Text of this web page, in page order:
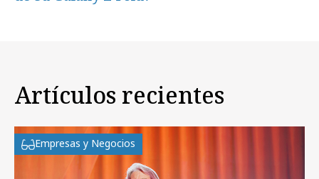
Artículos recientes
Empresas y Negocios